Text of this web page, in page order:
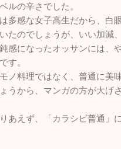
ルの辛さでした。
多感な女子高生だから、白
たのでしょうが、いい加減
感になったオッサンには、
す。
ノ料理ではなく、普通に美
うから、マンガの方が大げ
あえず、「カラシビ普通」